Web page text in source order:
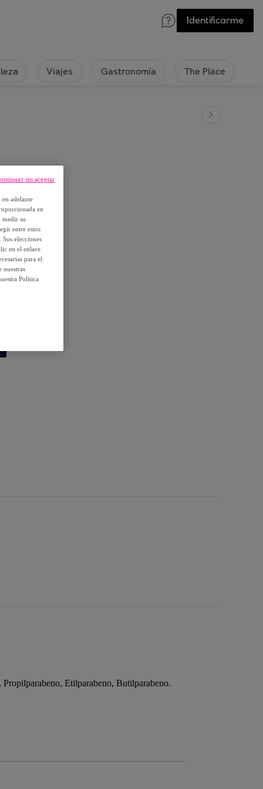
Identificarme
Viajes Gastronomía The Place
Etilparabeno, Butilparabeno.
adelante
en
medir su
entre estos
elecciones
en el enlace
para el
nuestras
Política
sin aceptar